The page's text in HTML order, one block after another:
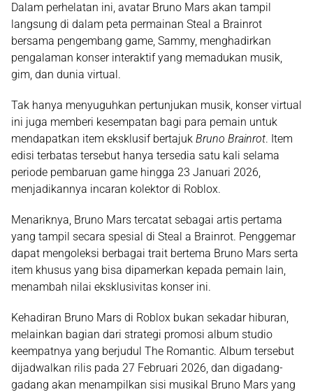
Dalam perhelatan ini, avatar Bruno Mars akan tampil
langsung di dalam peta permainan Steal a Brainrot
bersama pengembang game, Sammy, menghadirkan
pengalaman konser interaktif yang memadukan musik,
gim, dan dunia virtual.
Tak hanya menyuguhkan pertunjukan musik, konser virtual
ini juga memberi kesempatan bagi para pemain untuk
mendapatkan item eksklusif bertajuk Bruno Brainrot. Item
edisi terbatas tersebut hanya tersedia satu kali selama
periode pembaruan game hingga 23 Januari 2026,
menjadikannya incaran kolektor di Roblox.
Menariknya, Bruno Mars tercatat sebagai artis pertama
yang tampil secara spesial di Steal a Brainrot. Penggemar
dapat mengoleksi berbagai trait bertema Bruno Mars serta
item khusus yang bisa dipamerkan kepada pemain lain,
menambah nilai eksklusivitas konser ini.
Kehadiran Bruno Mars di Roblox bukan sekadar hiburan,
melainkan bagian dari strategi promosi album studio
keempatnya yang berjudul The Romantic. Album tersebut
dijadwalkan rilis pada 27 Februari 2026, dan digadang-
gadang akan menampilkan sisi musikal Bruno Mars yang